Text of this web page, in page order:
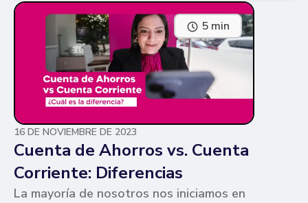
5 min
16 DE NOVIEMBRE DE 2023
Cuenta de Ahorros vs. Cuenta
Corriente: Diferencias
La mayoría de nosotros nos iniciamos en